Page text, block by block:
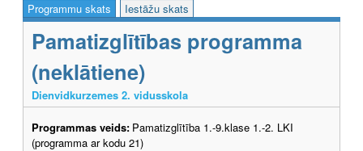
Programmu skats
Iestāžu skats
Pamatizglītības programma
(neklātiene)
Dienvidkurzemes 2. vidusskola
Programmas veids: Pamatizglītība 1.-9.klase 1.-2. LKI
(programma ar kodu 21)